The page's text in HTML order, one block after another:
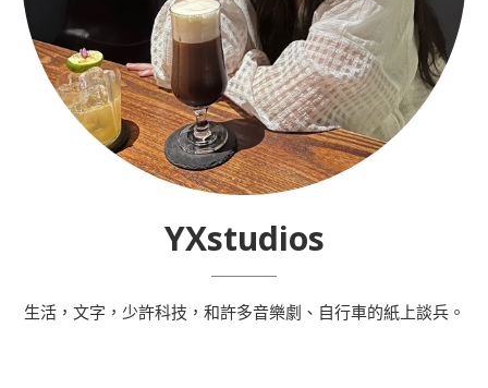
YXstudios
生活，文字，少許科技，和許多音樂劇、自行車的紙上談兵。